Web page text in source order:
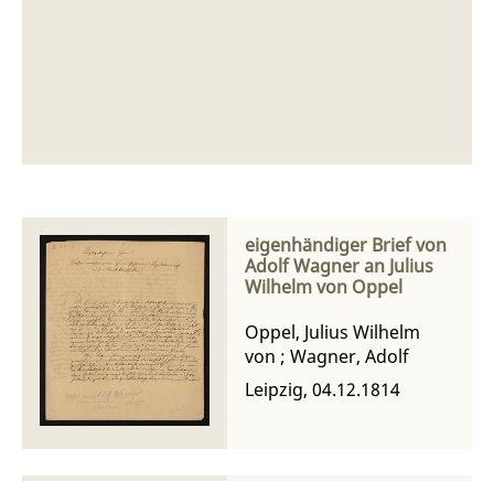
eigenhändiger Brief von
Adolf Wagner an Julius
Wilhelm von Oppel
Oppel, Julius Wilhelm
von ; Wagner, Adolf
Leipzig, 04.12.1814